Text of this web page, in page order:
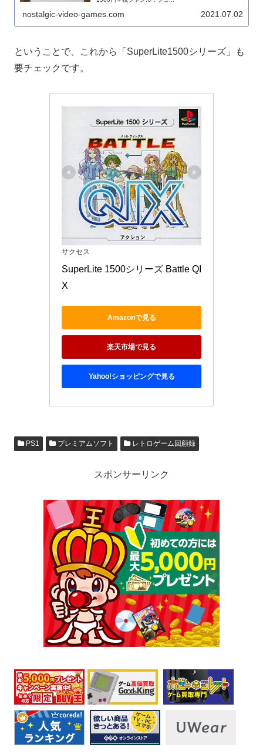
nostalgic-video-games.com 2021.07.02
ということで、これから「SuperLite1500シリーズ」も
要チェックです。
サクセス
SuperLite 1500シリーズ Battle QI
X
Amazonで見る
楽天市場で見る
Yahoo!ショッピングで見る
PS1 プレミアムソフト レトロゲーム回顧録
スポンサーリンク